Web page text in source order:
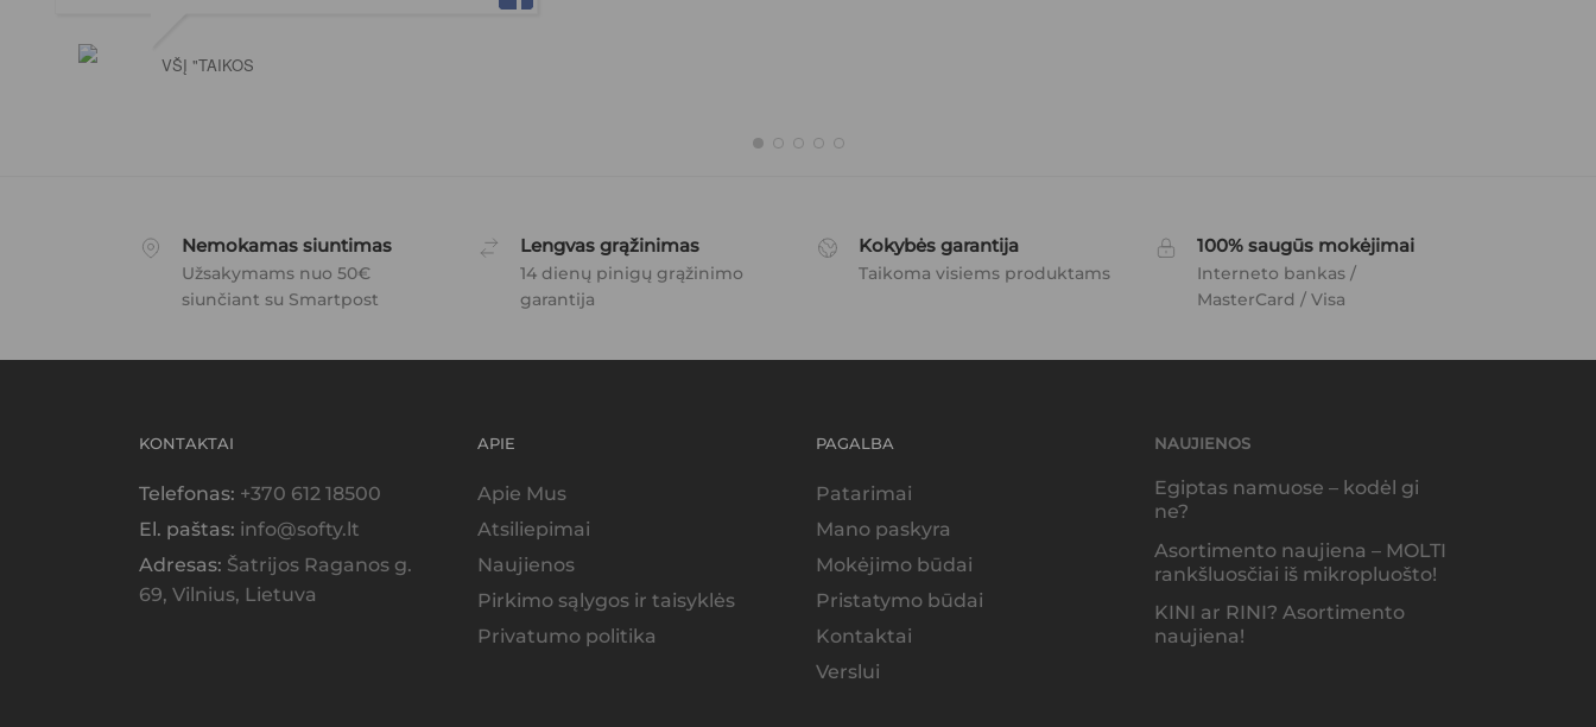
VŠĮ "TAIKOS
Nemokamas siuntimas
Užsakymams nuo 50€
siunčiant su Smartpost
Lengvas grąžinimas
14 dienų pinigų grąžinimo
garantija
Kokybės garantija
Taikoma visiems produktams
100% saugūs mokėjimai
Interneto bankas /
MasterCard / Visa
KONTAKTAI
Telefonas: +370 612 18500
El. paštas: info@softy.lt
Adresas: Šatrijos Raganos g.
69, Vilnius, Lietuva
APIE
Apie Mus
Atsiliepimai
Naujienos
Pirkimo sąlygos ir taisyklės
Privatumo politika
PAGALBA
Patarimai
Mano paskyra
Mokėjimo būdai
Pristatymo būdai
Kontaktai
Verslui
NAUJIENOS
Egiptas namuose – kodėl gi
ne?
Asortimento naujiena – MOLTI
rankšluosčiai iš mikropluošto!
KINI ar RINI? Asortimento
naujiena!